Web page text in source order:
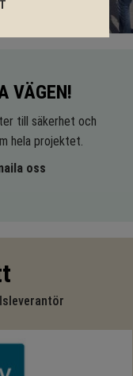
VÄGEN!
till säkerhet och
hela projektet.
oss